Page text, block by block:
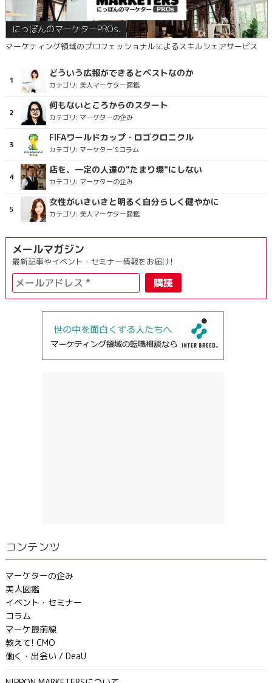
にっぽんのマーケターPROs.
マーケティング領域のプロフェッショナルによるスキルシェアサービス
どういう広報ができるとベストなのか
カテゴリ: 美人マーケター図鑑
何もないところからのスタート
カテゴリ: マーケターの企み
FIFAワールドカップ・ロゴクロニクル
カテゴリ: マーケター’Sコラム
店を、一定の人達の"たまり場"にしない
カテゴリ: マーケターの企み
女性がいきいきと明るく自分らしく健やかに
カテゴリ: 美人マーケター図鑑
メールマガジン
最新記事やイベント・セミナー情報をお届け!
コンテンツ
マーケターの企み
美人図鑑
イベント・セミナー
コラム
マーケ最前線
教えて! CMO
働く・出会い / DeaU